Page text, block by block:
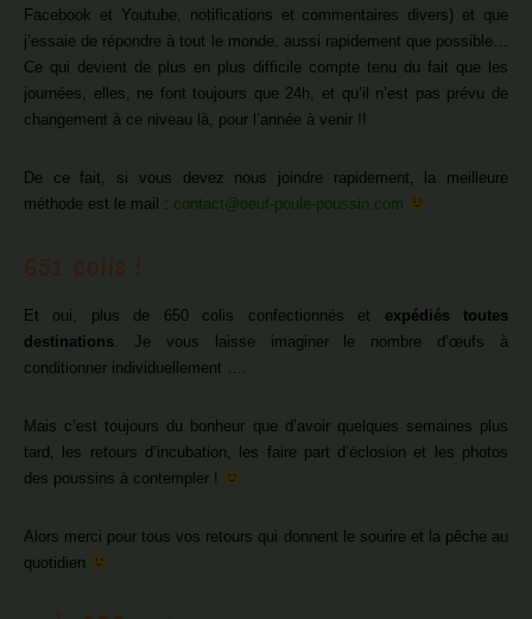
Facebook et Youtube, notifications et commentaires divers) et que
j’essaie de répondre à tout le monde, aussi rapidement que possible…
Ce qui devient de plus en plus difficile compte tenu du fait que les
journées, elles, ne font toujours que 24h, et qu’il n’est pas prévu de
changement à ce niveau là, pour l’année à venir !!
De ce fait, si vous devez nous joindre rapidement, la meilleure
méthode est le mail : contact@oeuf-poule-poussin.com
Et oui, plus de 650 colis confectionnés et expédiés toutes
destinations. Je vous laisse imaginer le nombre d’œufs à
conditionner individuellement ….
Mais c’est toujours du bonheur que d’avoir quelques semaines plus
tard, les retours d’incubation, les faire part d’éclosion et les photos
des poussins à contempler !
Alors merci pour tous vos retours qui donnent le sourire et la pêche au
quotidien